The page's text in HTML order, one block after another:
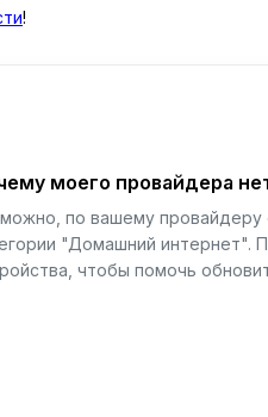
!
моего провайдера
по вашему
"Домашний интернет".
чтобы помочь